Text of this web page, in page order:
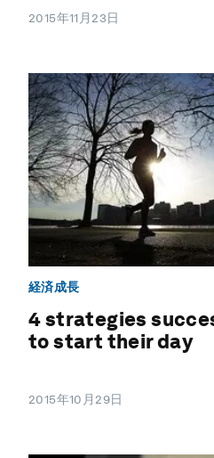
2015年11月23日
経済成長
4 strategies
to start their day
2015年10月29日